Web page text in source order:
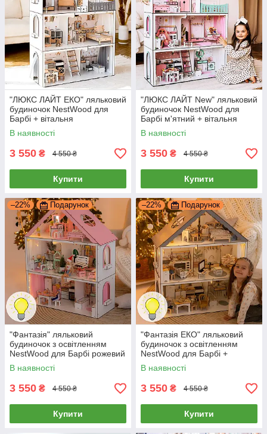
"ЛЮКС ЛАЙТ ЕКО" ляльковий
будиночок NestWood для
Барбі + вітальня
В наявності
3 550 ₴ 4 550 ₴
Купити
"ЛЮКС ЛАЙТ New" ляльковий
будиночок NestWood для
Барбі м'ятний + вітальня
В наявності
3 550 ₴ 4 550 ₴
Купити
–22% Подарунок
"Фантазія" ляльковий
будиночок з освітленням
NestWood для Барбі рожевий
+ вітальня
В наявності
3 550 ₴ 4 550 ₴
Купити
–22% Подарунок
"Фантазія ЕКО" ляльковий
будиночок з освітленням
NestWood для Барбі +
вітальня
В наявності
3 550 ₴ 4 550 ₴
Купити